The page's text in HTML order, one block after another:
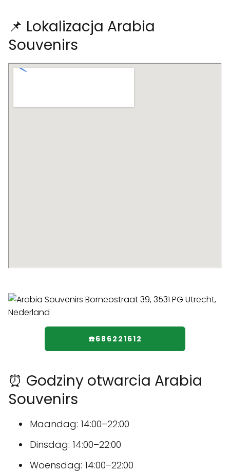
📌 Lokalizacja Arabia
Souvenirs
☎️686221612
⏰ Godziny otwarcia Arabia
Souvenirs
Maandag: 14:00–22:00
Dinsdag: 14:00–22:00
Woensdag: 14:00–22:00